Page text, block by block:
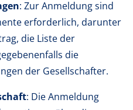
: Zur Anmeldung sind
erforderlich, darunter
die Liste der
die
der Gesellschafter.
: Die Anmeldung